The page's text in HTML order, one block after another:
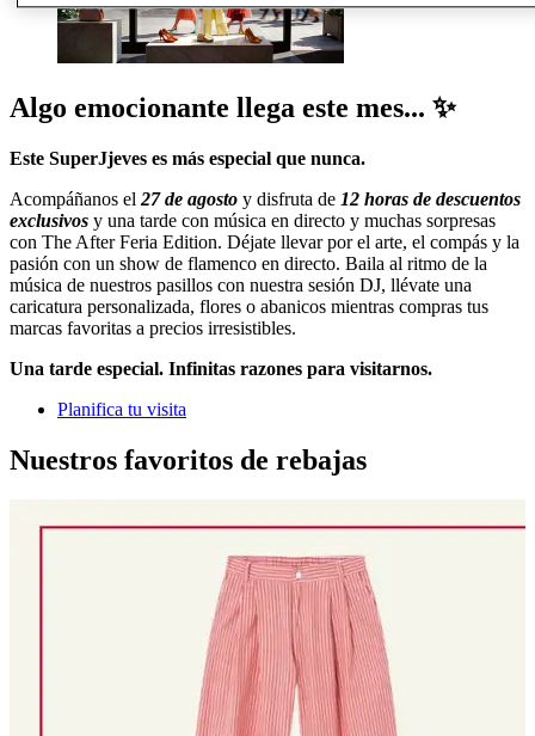
Algo emocionante llega este mes... ✨
Este SuperJjeves es más especial que nunca.
Acompáñanos el 27 de agosto y disfruta de 12 horas de descuentos
exclusivos y una tarde con música en directo y muchas sorpresas
con The After Feria Edition. Déjate llevar por el arte, el compás y la
pasión con un show de flamenco en directo. Baila al ritmo de la
música de nuestros pasillos con nuestra sesión DJ, llévate una
caricatura personalizada, flores o abanicos mientras compras tus
marcas favoritas a precios irresistibles.
Una tarde especial. Infinitas razones para visitarnos.
Planifica tu visita
Nuestros favoritos de rebajas